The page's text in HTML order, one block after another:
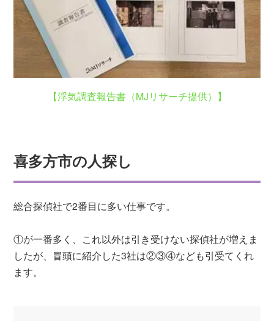
【浮気調査報告書（MJリサーチ提供）】
喜多方市の人探し
総合探偵社で2番目に多い仕事です。
①が一番多く、これ以外は引き受けない探偵社が増えま
したが、冒頭に紹介した3社は②③④なども引受てくれ
ます。